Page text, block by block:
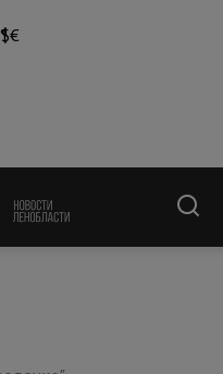
$€